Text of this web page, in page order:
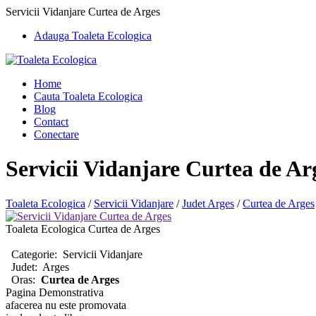
Servicii Vidanjare Curtea de Arges
Adauga Toaleta Ecologica
Home
Cauta Toaleta Ecologica
Blog
Contact
Conectare
Servicii Vidanjare Curtea de
Toaleta Ecologica / Servicii Vidanjare /Judet Arges /Curtea de Arges
Toaleta Ecologica Curtea de Arges
Categorie: Servicii Vidanjare
Judet: Arges
Oras: Curtea de Arges
Pagina Demonstrativa
afacerea nu este promovata